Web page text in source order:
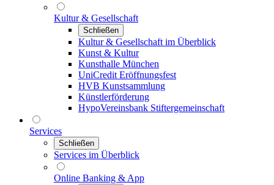
Kultur & Gesellschaft
Schließen
Kultur & Gesellschaft im Überblick
Kunst & Kultur
Kunsthalle München
UniCredit Eröffnungsfest
HVB Kunstsammlung
Künstlerförderung
HypoVereinsbank Stiftergemeinschaft
Services
Schließen
Services im Überblick
Online Banking & App